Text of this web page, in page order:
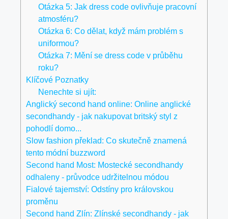
Otázka 5: Jak dress code ovlivňuje pracovní
atmosféru?
Otázka 6: Co dělat, když mám problém s
uniformou?
Otázka 7: Mění se dress code v průběhu
roku?
Klíčové Poznatky
Nenechte si ujít:
Anglický second hand online: Online anglické
secondhandy - jak nakupovat britský styl z
pohodlí domo...
Slow fashion překlad: Co skutečně znamená
tento módní buzzword
Second hand Most: Mostecké secondhandy
odhaleny - průvodce udržitelnou módou
Fialové tajemství: Odstíny pro královskou
proměnu
Second hand Zlín: Zlínské secondhandy - jak